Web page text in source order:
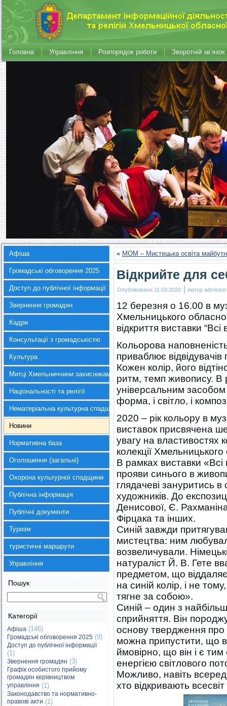
Головна Управління Розпорядок роботи Зворотній зв’язок
Афіша
Громадські обговорення 2025
Доступ до публічної інформації
Звернення громадян
Кадри
Консультації з громадськістю
Культура
Митці Хмельниччини захисникам України
Національності та релігії
Нематеріальна культурна спадщина
Новини
Нормативна база
Оголошення (загальні)
Охорона культурної спадщини
Публічна інформація
Публічні документи
Туризм
туристичні маршрути
Управління
Пошук
Категорії
Афіша (146)
Громадські обговорення 2025 (9)
Доступ до публічної інформації
(1)
Звернення громадян (3)
Графік особистого прийому
громадян керівництвом
управління (1)
Законодавство та нормативно-
правові акти (1)
« МОМ – Мистецька освіта
Відкрийте для
Опубліковано 11.03.2020 | Автор
12 березня о 16.00 в
Хмельницького
відкриття виставки “Всі
Кольорова
приваблює
Кожен колір, його
ритм, темп живопису. В
універсальним засобом
форма, і світло, і
2020 – рік кольору в
виставок присвячена
увагу на властивостях
колекції
В рамках виставки
прояви синього в
глядачеві зануритись в
художників. До
Денисової, Є.
Фірцака та інших.
Синій завжди
мистецтва: ним
возвеличували.
натураліст Й. В. Гете
предметом, що
на синій колір, і не
тягне за собою».
Синій – один з
сприйняття. Він
основу твердження про
можна припустити, що
ймовірно, що він і є
енергією світлового
Можливо, навіть
хто відкривають